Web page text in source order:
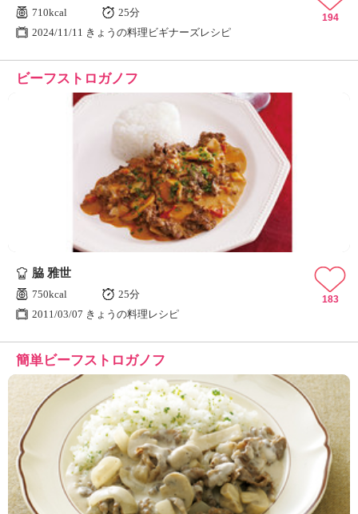
710kcal
25分
2024/11/11 きょうの料理ビギナーズレシピ
194
ビーフストロガノフ
脇 雅世
750kcal
25分
2011/03/07 きょうの料理レシピ
183
簡単ビーフストロガノフ